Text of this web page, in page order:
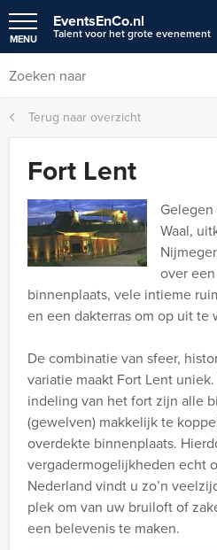
EventsEnCo.nl
Talent voor het grote evenement
MENU
Terug naar overzicht
Fort Lent
Waal,
over
binnenplaats, vele intieme
en een dakterras om op uit te
De combinatie van sfeer,
variatie maakt Fort Lent
indeling van het fort zijn alle
(gewelven) makkelijk te
overdekte binnenplaats.
vergadermogelijkheden echt
Nederland vindt u zo’n
plek om van uw bruiloft of
een belevenis te maken.